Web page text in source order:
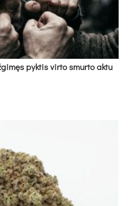
pyk­tis vir­to smur­to ak­tu